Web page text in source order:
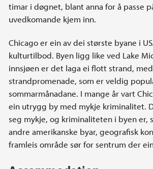
timar i døgnet, blant anna for å passe
uvedkomande kjem inn.
Chicago er ein av dei største byane i
kulturtilbod. Byen ligg like ved Lake
innsjøen er det laga ei flott strand, med
strandpromenade, som er veldig
sommarmånadane. I mange år vart
ein utrygg by med mykje kriminalitet.
seg mykje, og kriminaliteten i byen er,
andre amerikanske byar, geografisk
framleis område sør for sentrum der